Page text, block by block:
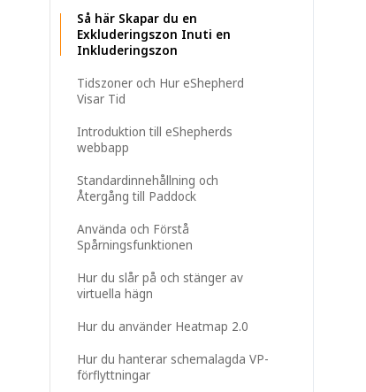
Så här Skapar du en
Exkluderingszon Inuti en
Inkluderingszon
Tidszoner och Hur eShepherd
Visar Tid
Introduktion till eShepherds
webbapp
Standardinnehållning och
Återgång till Paddock
Använda och Förstå
Spårningsfunktionen
Hur du slår på och stänger av
virtuella hägn
Hur du använder Heatmap 2.0
Hur du hanterar schemalagda VP-
förflyttningar